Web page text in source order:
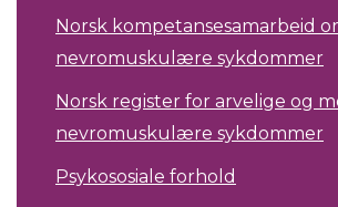
Norsk kompetansesamarbeid
nevromuskulære sykdommer
Norsk register for arvelige og
nevromuskulære sykdommer
Psykososiale forhold